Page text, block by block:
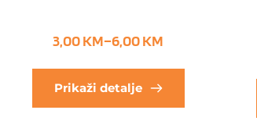
3,00KM–6,00KM
Prikaži detalje